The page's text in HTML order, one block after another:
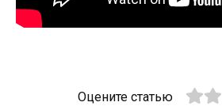
Оцените статью